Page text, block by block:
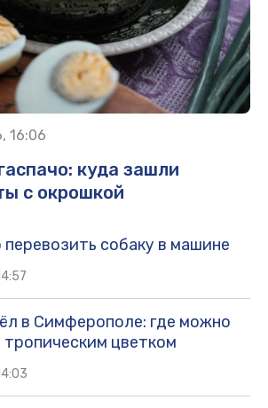
16:06
куда зашли
с окрошкой
перевозить собаку в машине
в Симферополе: где можно
цветком